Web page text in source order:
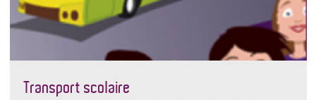
Transport scolaire